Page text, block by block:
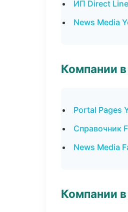
ИП Direct
News Media
Компании
Portal Pages
Справочник
News Media
Компании